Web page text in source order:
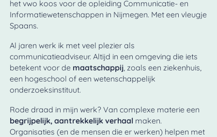
het vwo koos voor de opleiding Communicatie- en
Informatiewetenschappen in Nijmegen. Met een vleugje
Spaans.
Al jaren werk ik met veel plezier als
communicatieadviseur. Altijd in een omgeving die iets
betekent voor de maatschappij , zoals een ziekenhuis,
een hogeschool of een wetenschappelijk
onderzoeksinstituut.
Rode draad in mijn werk? Van complexe materie een
begrijpelijk, aantrekkelijk verhaal maken.
Organisaties (en de mensen die er werken) helpen met